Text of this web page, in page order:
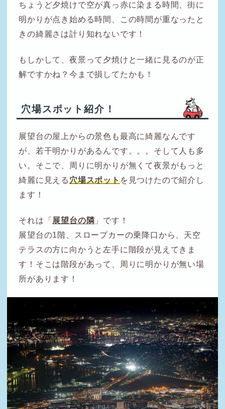
ちょうど夕焼けで空が真っ赤に染まる時間、街に
明かりが点き始める時間、この時間が重なったと
きの綺麗さは計り知れないです！
もしかして、夜景って夕焼けと一緒に見るのが正
解ですかね？今まで損してたかも！
穴場スポット紹介！
展望台の屋上からの景色も最高に綺麗なんです
が、若干明かりがあるんです。。。そして人も多
い。そこで、周りに明かりが無くて夜景がもっと
綺麗に見える穴場スポットを見つけたので紹介し
ます！
それは「 展望台の隣 」です！
展望台の1階、スロープカーの乗降口から、天空
テラスの方に向かうと左手に階段が見えてきま
す！そこは階段があって、周りに明かりが無い場
所があります！